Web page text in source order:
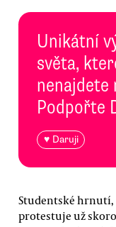
Unikátní
světa,
nenajdete
Podpořte
♥ Daruji
Studentské
protestuje už